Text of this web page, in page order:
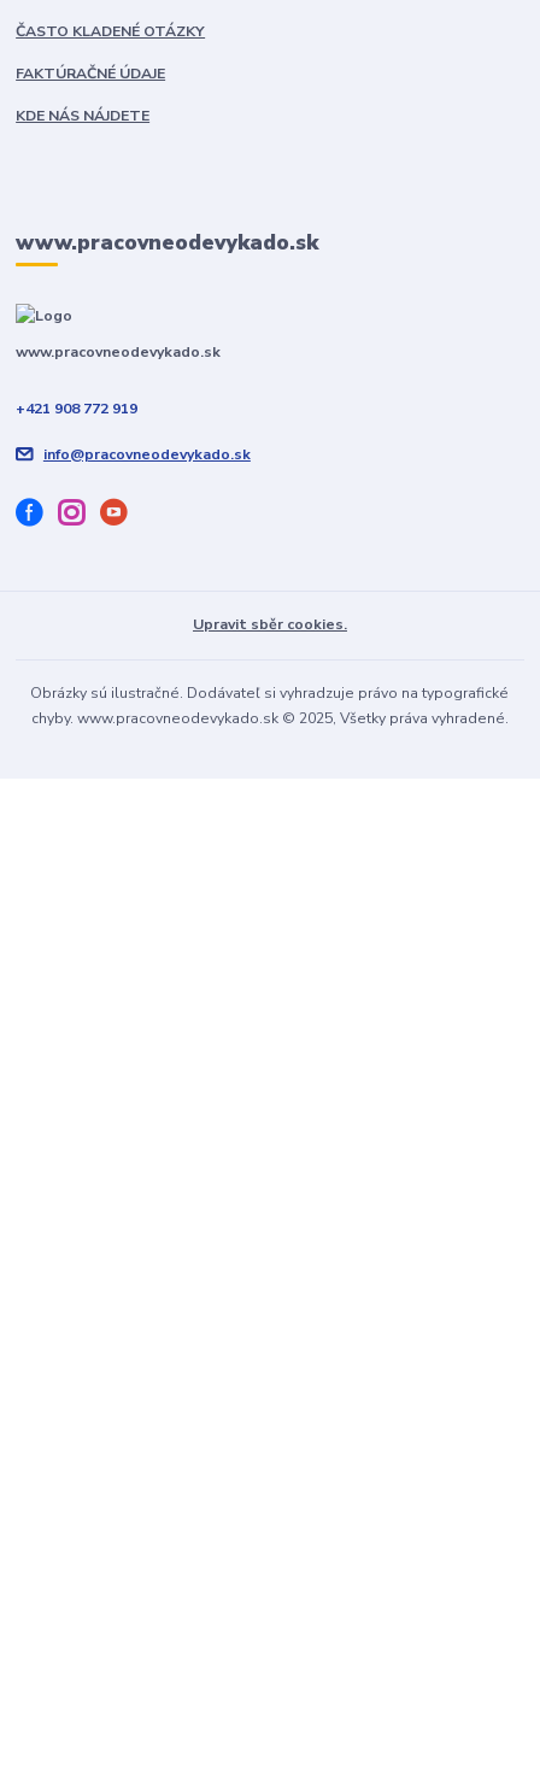
ČASTO KLADENÉ OTÁZKY
FAKTÚRAČNÉ ÚDAJE
KDE NÁS NÁJDETE
www.pracovneodevykado.sk
www.pracovneodevykado.sk
+421 908 772 919
info@pracovneodevykado.sk
Upravit sběr cookies.
Obrázky sú ilustračné. Dodávateľ si vyhradzuje právo na typografické
chyby. www.pracovneodevykado.sk © 2025, Všetky práva vyhradené.